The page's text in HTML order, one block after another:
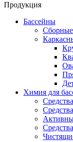
Продукция
Бассейны
Химия для